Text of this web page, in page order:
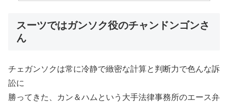
スーツではガンソク役のチャンドンゴンさ
ん
チェガンソクは常に冷静で緻密な計算と判断力で色んな訴
訟に
勝ってきた、カン＆ハムという大手法律事務所のエース弁